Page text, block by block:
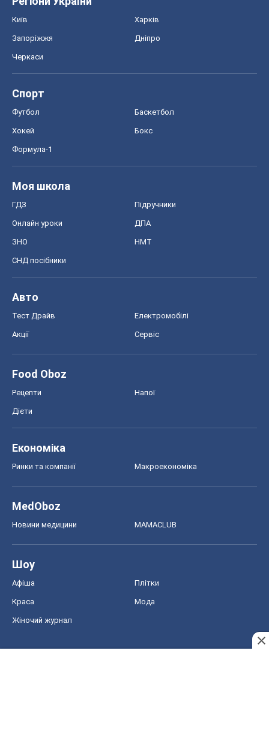
Київ Харків
Запоріжжя Дніпро
Черкаси
Спорт
Футбол Баскетбол
Хокей Бокс
Формула-1
Моя школа
ГДЗ Підручники
Онлайн уроки ДПА
ЗНО НМТ
СНД посібники
Авто
Тест Драйв Електромобілі
Акції Сервіс
Food Oboz
Рецепти Напої
Дієти
Економіка
Ринки та компанії Макроекономіка
MedOboz
Новини медицини MAMACLUB
Шоу
Афіша Плітки
Краса Мода
Жіночий журнал